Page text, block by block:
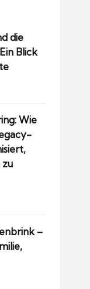
die
Blick
Wie
–